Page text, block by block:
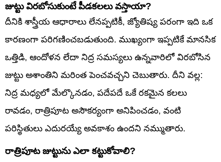
జుట్టు విరబోసుకుంటే పీడకలలు వస్తాయా?
దీనికి శాస్త్రీయ ఆధారాలు లేనప్పటికీ, జ్యోతిష్య పరంగా ఇది ఒక
కారణంగా పరిగణించబడుతుంది. ముఖ్యంగా ఇప్పటికే మానసిక
ఒత్తిడి, ఆందోళన లేదా నిద్ర సమస్యలు ఉన్నవారిలో విరబోసిన
జుట్టు అశాంతిని మరింత పెంచవచ్చని చెబుతారు. దీని వల్ల:
నిద్ర మధ్యలో మేల్కొనడం, పదేపదే ఒకే రకమైన కలలు
రావడం, రాత్రిపూట అసౌకర్యంగా అనిపించడం, వంటి
పరిస్థితులు ఎదురయ్యే అవకాశం ఉందని నమ్ముతారు.
రాత్రిపూట జుట్టును ఎలా కట్టుకోవాలి?